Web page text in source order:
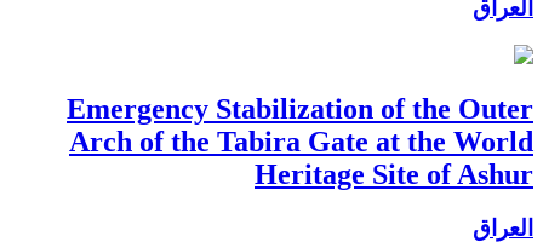
العراق
Emergency Stabilization of the Outer
Arch of the Tabira Gate at the World
Heritage Site of Ashur
العراق